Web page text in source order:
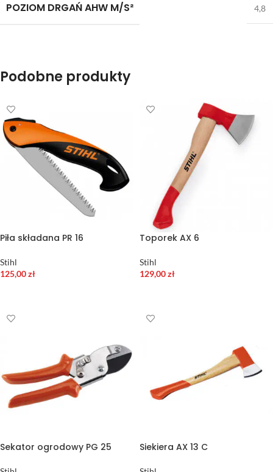
POZIOM DRGAŃ AHW M/S² 4,8
Podobne produkty
Piła składana PR 16
Stihl
125,00zł
Toporek AX 6
Stihl
129,00zł
Sekator ogrodowy PG 25 Siekiera AX 13 C